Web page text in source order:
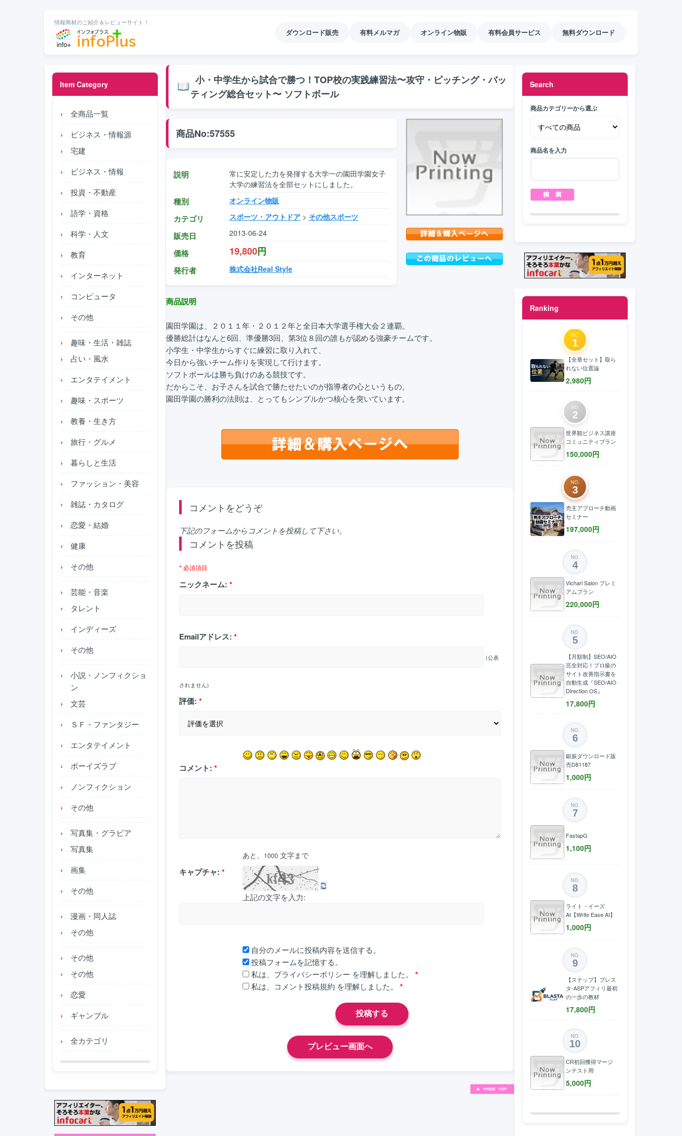
情報商材のご紹介＆レビューサイト！
ダウンロード販売 有料メルマガ オンライン物販 有料会員サービス 無料ダウンロード
Item Category
全商品一覧
ビジネス・情報源
宅建
ビジネス・情報
投資・不動産
語学・資格
科学・人文
教育
インターネット
コンピュータ
その他
趣味・生活・雑誌
占い・風水
エンタテイメント
趣味・スポーツ
教養・生き方
旅行・グルメ
暮らしと生活
ファッション・美容
雑誌・カタログ
恋愛・結婚
健康
その他
芸能・音楽
タレント
インディーズ
その他
小説・ノンフィクショ
ン
文芸
ＳＦ・ファンタジー
エンタテイメント
ボーイズラブ
ノンフィクション
その他
写真集・グラビア
写真集
画集
その他
漫画・同人誌
その他
その他
その他
恋愛
ギャンブル
全カテゴリ
小・中学生から試合で勝つ！TOP校の実践練習法〜攻守・ピッチング・バッ
ティング総合セット〜 ソフトボール
商品No:57555
説明
常に安定した力を発揮する大学一の園田学園女子
大学の練習法を全部セットにしました。
種別 オンライン物販
カテゴリ スポーツ・アウトドア > その他スポーツ
販売日 2013-06-24
価格 19,800円
発行者 株式会社Real Style
商品説明
園田学園は、２０１１年・２０１２年と全日本大学選手権大会２連覇。
優勝総計はなんと6回、準優勝3回、第3位８回の誰もが認める強豪チームです。
小学生・中学生からすぐに練習に取り入れて、
今日から強いチーム作りを実現して行けます。
ソフトボールは勝ち負けのある競技です。
だからこそ、お子さんを試合で勝たせたいのが指導者の心というもの。
園田学園の勝利の法則は、とってもシンプルかつ核心を突いています。
コメントをどうぞ
下記のフォームからコメントを投稿して下さい。
コメントを投稿
* 必須項目
ニックネーム: *
Emailアドレス: *
(公表
されません)
評価: *
コメント: *
あと、 1000 文字まで
キャプチャ: *
上記の文字を入力:
自分のメールに投稿内容を送信する。
投稿フォームを記憶する。
私は、 プライバシーポリシー を理解しました。 *
私は、 コメント投稿規約 を理解しました。 *
Search
商品カテゴリーから選ぶ
商品名を入力
Ranking
NO.
1
【全章セット】取ら
れない位置論
2,980円
NO.
2
世界観ビジネス講座
コミュニティプラン
150,000円
NO.
3
売主アプローチ動画
セミナー
197,000円
NO.
4
Vicharl Salon プレミ
アムプラン
220,000円
NO.
5
【月額制】SEO/AIO
完全対応！プロ級の
サイト改善指示書を
自動生成『SEO/AIO
Direction OS』
17,800円
NO.
6
銀振ダウンロード販
売D81187
1,000円
NO.
7
FastapG
1,100円
NO.
8
ライト・イーズ
AI【Write Ease AI】
1,000円
NO.
9
【ステップ】ブレス
タ-ASPアフィリ最初
の一歩の教材
17,800円
NO.
10
CR初回獲得マージ
ンテスト用
5,000円